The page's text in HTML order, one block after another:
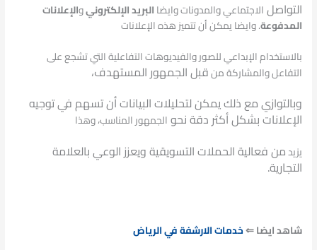
التواصلالاجتماعيوالمدونات وايضاالبريد الإلكترونيوالإعلانات
المدفوعة.وايضا يمكن أن تتميز هذه الإعلانات
بالاستخدام الإبداعي للصوروالفيديوهات التفاعلية التي تشجع على
التفاعل والمشاركة منقبل الجمهور المستهدف،
وبالتوازي مع ذلك يمكنلتحليلات البيانات أن تسهم في توجيه
الإعلانات بشكل أكثر دقة نحوالجمهور المناسب، وهذا
يزيدمن فعالية الحملات التسويقية ويعزز الوعي بالعلامة
التجارية.
شاهد ايضا ⇐خدمات الارشفة في الرياض